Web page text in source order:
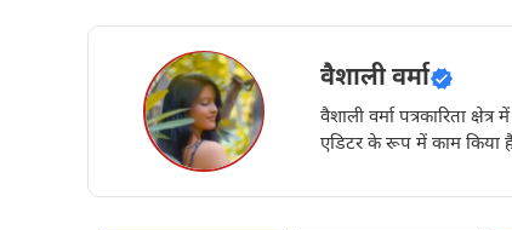
वैशाली वर्मा
वैशाली वर्मा पत्रकारिता
एडिटर के रूप में काम किया